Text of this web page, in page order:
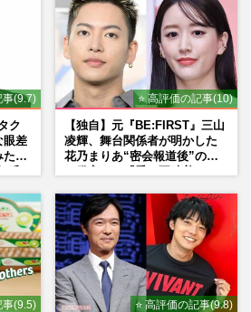
事(9.7)
ク
眼差
た
⭐ 高評価の記事(10)
【独自】元『BE:FIRST』三山
凌輝、舞台関係者が明かした
花乃まりあ“密会報道後”の呆
事(9.5) ⭐ 高評価の記事(9.8)